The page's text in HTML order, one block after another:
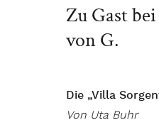
Zu Gast
von G.
Die „Villa
Von Uta Buhr